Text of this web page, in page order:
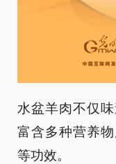
水盆羊肉不仅
富含多种营养
等功效。